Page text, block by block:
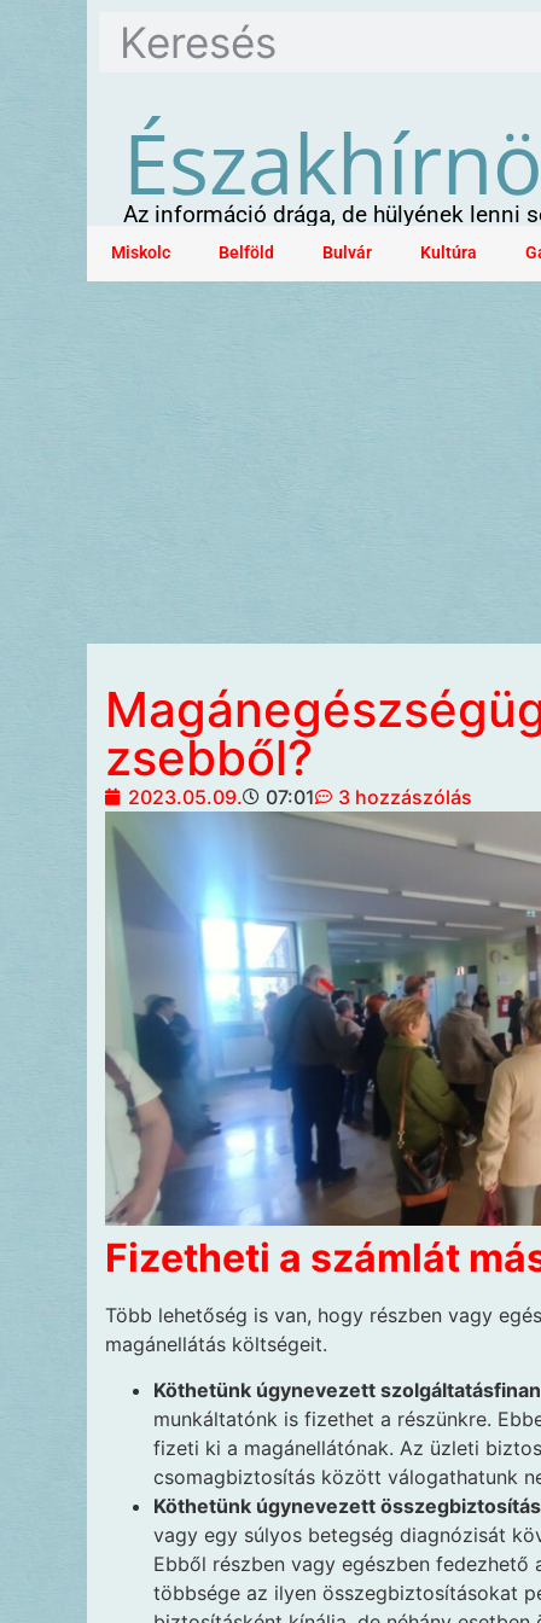
Az információ drága, de hülyének lenni
Miskolc Belföld Bulvár Kultúra
zsebből?
2023.05.09. 07:01 3 hozzászólás
Fizetheti a számlát
Több lehetőség is van, hogy részben vagy
magánellátás költségeit.
Köthetünk úgynevezett
munkáltatónk is fizethet a részünkre.
fizeti ki a magánellátónak. Az üzleti
csomagbiztosítás között válogathatunk
Köthetünk úgynevezett
vagy egy súlyos betegség diagnózisát
Ebből részben vagy egészben
többsége az ilyen összegbiztosításokat